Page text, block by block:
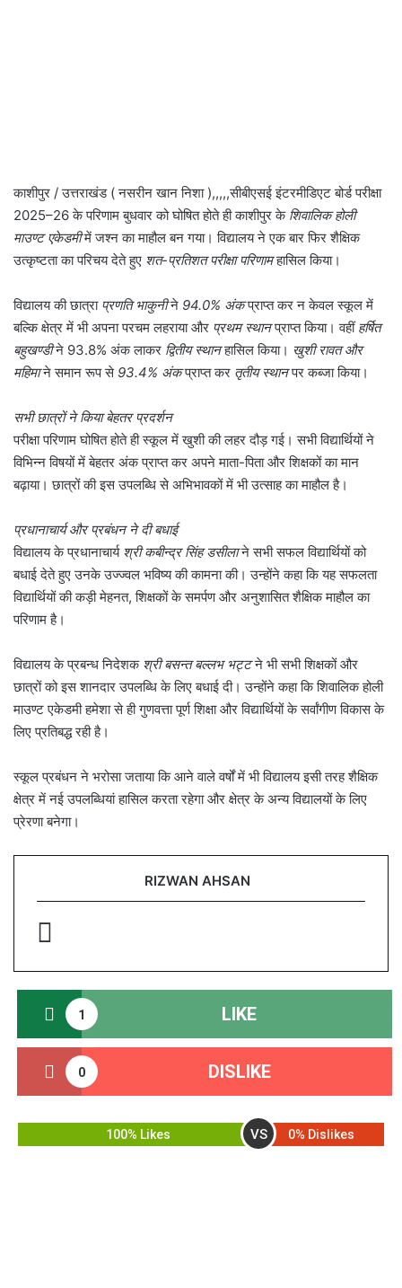
काशीपुर / उत्तराखंड ( नसरीन खान निशा ),,,,,सीबीएसई इंटरमीडिएट बोर्ड परीक्षा
2025–26 के परिणाम बुधवार को घोषित होते ही काशीपुर के शिवालिक होली
माउण्ट एकेडमीमें जश्न का माहौल बन गया। विद्यालय ने एक बार फिर शैक्षिक
उत्कृष्टता का परिचय देते हुए शत-प्रतिशत परीक्षा परिणामहासिल किया।
विद्यालय की छात्रा प्रणति भाकुनीने 94.0% अंकप्राप्त कर न केवल स्कूल में
बल्कि क्षेत्र में भी अपना परचम लहराया और प्रथम स्थानप्राप्त किया। वहींहर्षित
बहुखण्डीने 93.8% अंक लाकर द्वितीय स्थानहासिल किया। खुशी रावत और
महिमाने समान रूप से 93.4% अंकप्राप्त कर तृतीय स्थानपर कब्जा किया।
सभी छात्रों ने किया बेहतर प्रदर्शन
परीक्षा परिणाम घोषित होते ही स्कूल में खुशी की लहर दौड़ गई। सभी विद्यार्थियों ने
विभिन्न विषयों में बेहतर अंक प्राप्त कर अपने माता-पिता और शिक्षकों का मान
बढ़ाया। छात्रों की इस उपलब्धि से अभिभावकों में भी उत्साह का माहौल है।
प्रधानाचार्य और प्रबंधन ने दी बधाई
विद्यालय के प्रधानाचार्य श्री कबीन्द्र सिंह डसीलाने सभी सफल विद्यार्थियों को
बधाई देते हुए उनके उज्ज्वल भविष्य की कामना की। उन्होंने कहा कि यह सफलता
विद्यार्थियों की कड़ी मेहनत, शिक्षकों के समर्पण और अनुशासित शैक्षिक माहौल का
परिणाम है।
विद्यालय के प्रबन्ध निदेशक श्री बसन्त बल्लभ भट्टने भी सभी शिक्षकों और
छात्रों को इस शानदार उपलब्धि के लिए बधाई दी। उन्होंने कहा कि शिवालिक होली
माउण्ट एकेडमी हमेशा से ही गुणवत्ता पूर्ण शिक्षा और विद्यार्थियों के सर्वांगीण विकास के
लिए प्रतिबद्ध रही है।
स्कूल प्रबंधन ने भरोसा जताया कि आने वाले वर्षों में भी विद्यालय इसी तरह शैक्षिक
क्षेत्र में नई उपलब्धियां हासिल करता रहेगा और क्षेत्र के अन्य विद्यालयों के लिए
प्रेरणा बनेगा।
RIZWAN AHSAN
1 LIKE
0 DISLIKE
100% Likes VS 0% Dislikes